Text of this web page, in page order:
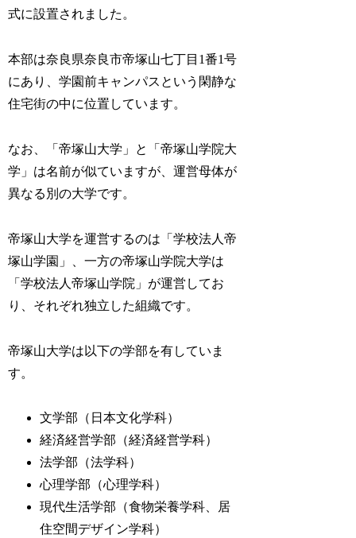
式に設置されました。
本部は奈良県奈良市帝塚山七丁目1番1号
にあり、学園前キャンパスという閑静な
住宅街の中に位置しています。
なお、「帝塚山大学」と「帝塚山学院大
学」は名前が似ていますが、運営母体が
異なる別の大学です。
帝塚山大学を運営するのは「学校法人帝
塚山学園」、一方の帝塚山学院大学は
「学校法人帝塚山学院」が運営してお
り、それぞれ独立した組織です。
帝塚山大学は以下の学部を有していま
す。
文学部（日本文化学科）
経済経営学部（経済経営学科）
法学部（法学科）
心理学部（心理学科）
現代生活学部（食物栄養学科、居
住空間デザイン学科）